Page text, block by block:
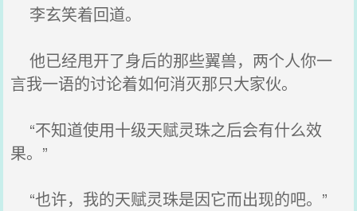
李玄笑着回道。
他已经甩开了身后的那些翼兽，两个人你一
言我一语的讨论着如何消灭那只大家伙。
“不知道使用十级天赋灵珠之后会有什么效
果。”
“也许，我的天赋灵珠是因它而出现的吧。”